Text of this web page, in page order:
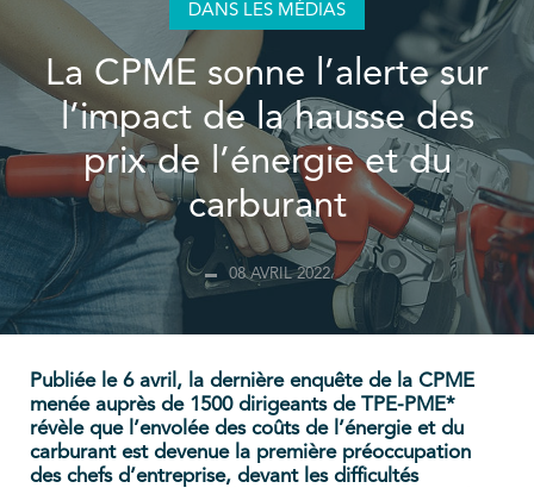
DANS LES MÉDIAS
La CPME sonne l’alerte sur
l’impact de la hausse des
prix de l’énergie et du
carburant
08 AVRIL 2022
Publiée le 6 avril, la dernière enquête de la CPME
menée auprès de 1500 dirigeants de TPE-PME*
révèle que l’envolée des coûts de l’énergie et du
carburant est devenue la première préoccupation
des chefs d’entreprise, devant les difficultés